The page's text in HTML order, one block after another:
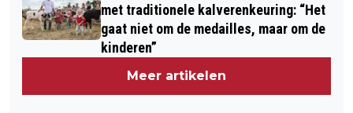
met traditionele kalverenkeuring: “Het
gaat niet om de medailles, maar om de
kinderen”
Meer artikelen